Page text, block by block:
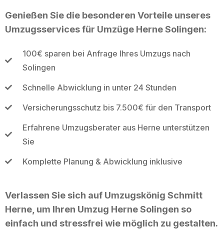
Genießen Sie die besonderen Vorteile unseres
Umzugsservices für Umzüge Herne Solingen:
100€ sparen bei Anfrage Ihres Umzugs nach
Solingen
Schnelle Abwicklung in unter 24 Stunden
Versicherungsschutz bis 7.500€ für den Transport
Erfahrene Umzugsberater aus Herne unterstützen
Sie
Komplette Planung & Abwicklung inklusive
Verlassen Sie sich auf Umzugskönig Schmitt
Herne, um Ihren Umzug Herne Solingen so
einfach und stressfrei wie möglich zu gestalten.